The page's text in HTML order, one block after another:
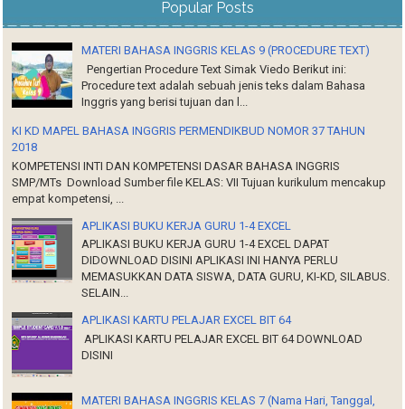
Popular Posts
MATERI BAHASA INGGRIS KELAS 9 (PROCEDURE TEXT)
Pengertian Procedure Text Simak Viedo Berikut ini:
Procedure text adalah sebuah jenis teks dalam Bahasa
Inggris yang berisi tujuan dan l...
KI KD MAPEL BAHASA INGGRIS PERMENDIKBUD NOMOR 37 TAHUN
2018
KOMPETENSI INTI DAN KOMPETENSI DASAR BAHASA INGGRIS
SMP/MTs Download Sumber file KELAS: VII Tujuan kurikulum mencakup
empat kompetensi, ...
APLIKASI BUKU KERJA GURU 1-4 EXCEL
APLIKASI BUKU KERJA GURU 1-4 EXCEL DAPAT
DIDOWNLOAD DISINI APLIKASI INI HANYA PERLU
MEMASUKKAN DATA SISWA, DATA GURU, KI-KD, SILABUS.
SELAIN...
APLIKASI KARTU PELAJAR EXCEL BIT 64
APLIKASI KARTU PELAJAR EXCEL BIT 64 DOWNLOAD
DISINI
MATERI BAHASA INGGRIS KELAS 7 (Nama Hari, Tanggal,